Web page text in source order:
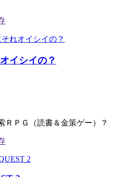
イシイの？
ＲＰＧ（読書＆金策ゲー）？